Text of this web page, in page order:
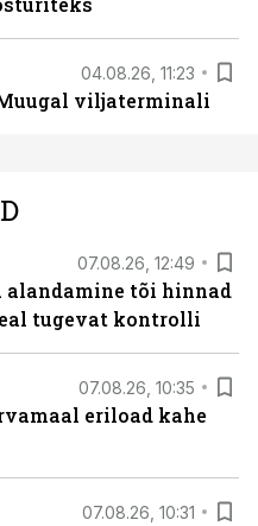
04.08.26, 11:23
viljaterminali
07.08.26, 12:49
alandamine tõi hinnad
tugevat kontrolli
07.08.26, 10:35
eriload kahe
07.08.26, 10:31